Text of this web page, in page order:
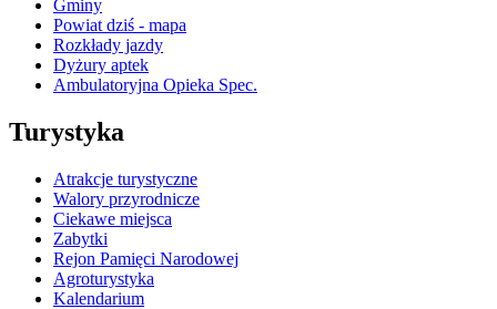
Gminy
Powiat dziś - mapa
Rozkłady jazdy
Dyżury aptek
Ambulatoryjna Opieka Spec.
Turystyka
Atrakcje turystyczne
Walory przyrodnicze
Ciekawe miejsca
Zabytki
Rejon Pamięci Narodowej
Agroturystyka
Kalendarium